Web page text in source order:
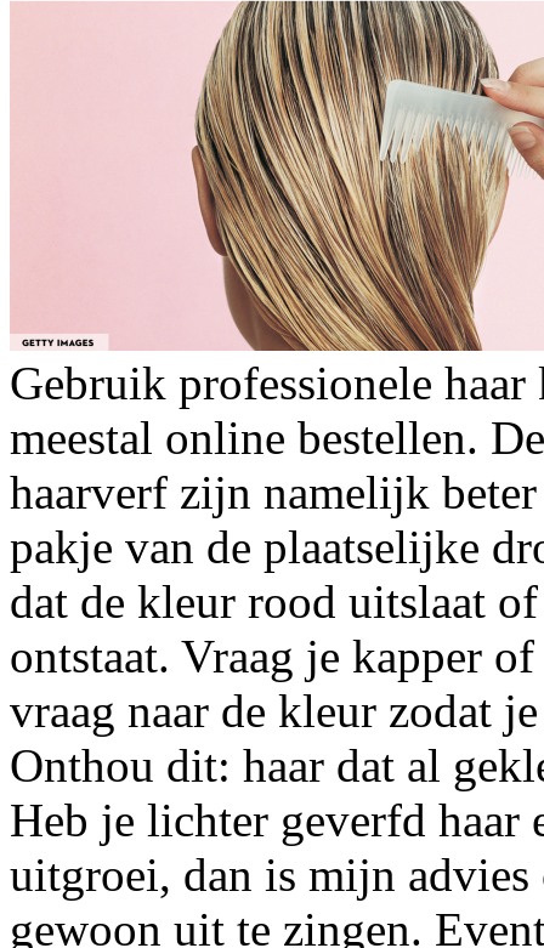
Gebruik professionele
meestal online bestellen.
haarverf zijn namelijk
pakje van de plaatselijke
dat de kleur rood uitslaat
ontstaat. Vraag je kapper
vraag naar de kleur zodat
Onthou dit: haar dat al
Heb je lichter geverfd haar
uitgroei, dan is mijn
gewoon uit te zingen.